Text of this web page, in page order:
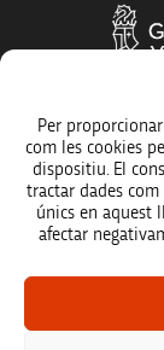
Per
com les cookies
dispositiu. El
tractar dades
únics en aquest
afectar
Legal notice